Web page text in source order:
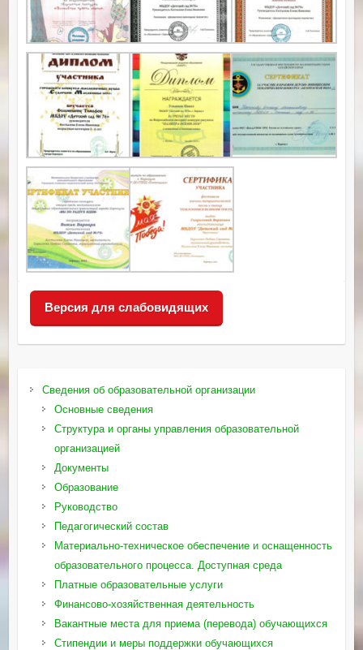
Версия для слабовидящих
Сведения об образовательной организации
Основные сведения
Структура и органы управления образовательной
организацией
Документы
Образование
Руководство
Педагогический состав
Материально-техническое обеспечение и оснащенность
образовательного процесса. Доступная среда
Платные образовательные услуги
Финансово-хозяйственная деятельность
Вакантные места для приема (перевода) обучающихся
Стипендии и меры поддержки обучающихся